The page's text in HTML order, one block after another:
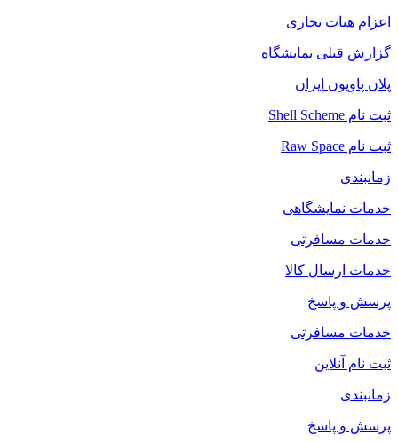
اعزام هیات تجاری
گزارش قبلی نمایشگاه
پلان پاويون ايران
ثبت نام Shell Scheme
ثبت نام Raw Space
زمانبندی
خدمات نمایشگاهی
خدمات مسافرتی
خدمات ارسال کالا
پرسش و پاسخ
خدمات مسافرتی
ثبت نام آنلاین
زمانبندی
پرسش و پاسخ